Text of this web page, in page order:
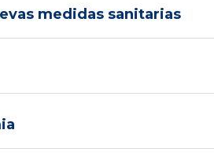
medidas sanitarias